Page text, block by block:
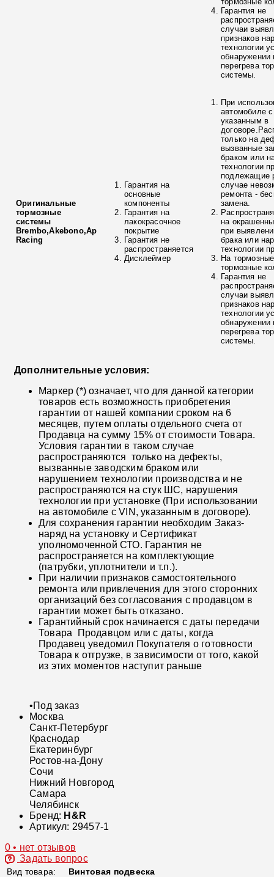
Гарантия не
случаи
признаков
технологии
обнаружении
перегрева
системы.
Оригинальные
тормозные
системы
Brembo,Akebono,Ap
Racing
Гарантия на
основные
компоненты
Гарантия на
лакокрасочное
покрытие
Гарантия не
распространяется
Дисклеймер
При
автомобиле
указанным в
только на
вызванные
браком или
технологии
подлежащие
случае
ремонта -
замена.
на
при
брака или
технологии
На
тормозные
Гарантия не
случаи
признаков
технологии
обнаружении
перегрева
системы.
Дополнительные условия:
Маркер (*) означает, что для данной категории
товаров есть возможность приобретения
гарантии от нашей компании сроком на 6
месяцев, путем оплаты отдельного счета от
Продавца на сумму 15% от стоимости Товара.
Условия гарантии в таком случае
распространяются только на дефекты,
вызванные заводским браком или
нарушением технологии производства и не
распространяются на стук ШС, нарушения
технологии при установке (При использовании
на автомобиле с VIN, указанным в договоре).
Для сохранения гарантии необходим Заказ-
наряд на установку и Сертификат
уполномоченной СТО. Гарантия не
распространяется на комплектующие
(патрубки, уплотнители и т.п.).
При наличии признаков самостоятельного
ремонта или привлечения для этого сторонних
организаций без согласования с продавцом в
гарантии может быть отказано.
Гарантийный срок начинается с даты передачи
Товара Продавцом или с даты, когда
Продавец уведомил Покупателя о готовности
Товара к отгрузке, в зависимости от того, какой
из этих моментов наступит раньше
•Под заказ
Москва
Санкт-Петербург
Краснодар
Екатеринбург
Ростов-на-Дону
Сочи
Нижний Новгород
Самара
Челябинск
Бренд: H&R
Артикул: 29457-1
0 • нет отзывов
Задать вопрос
Вид товара:
Винтовая подвеска